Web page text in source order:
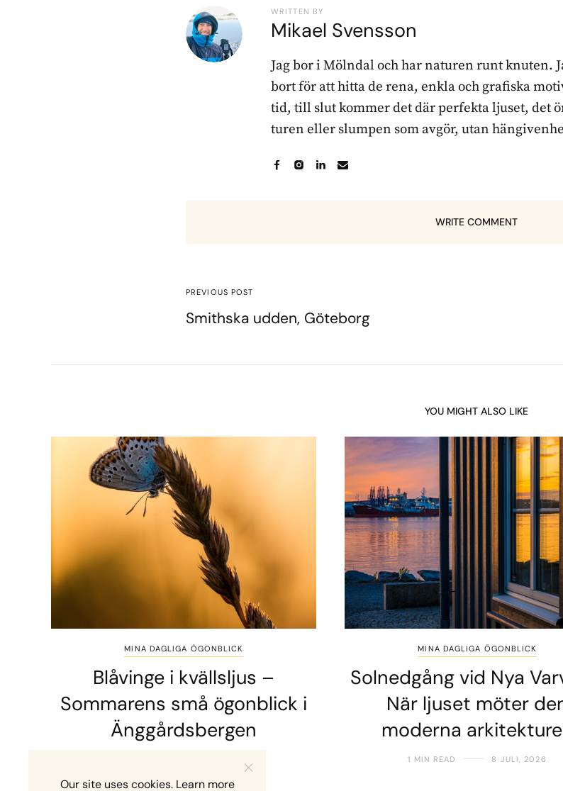
WRITTEN BY
Mikael Svensson
Jag bor i Mölndal och har naturen runt knuten.
bort för att hitta de rena, enkla och grafiska
tid, till slut kommer det där perfekta ljuset, det
turen eller slumpen som avgör, utan
WRITE COMMENT
PREVIOUS POST
Smithska udden, Göteborg
YOU MIGHT ALSO LIKE
MINA DAGLIGA ÖGONBLICK
Blåvinge i kvällsljus –
Sommarens små ögonblick i
Änggårdsbergen
MINA DAGLIGA ÖGONBLICK
Solnedgång vid Nya
När ljuset möter
moderna
1 MIN READ 8 JULI, 2026
Our site uses cookies. Learn more